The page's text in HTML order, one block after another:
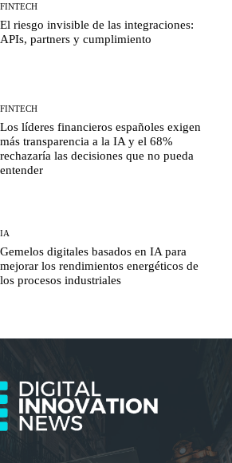
FINTECH
El riesgo invisible de las integraciones:
APIs, partners y cumplimiento
FINTECH
Los líderes financieros españoles exigen
más transparencia a la IA y el 68%
rechazaría las decisiones que no pueda
entender
IA
Gemelos digitales basados en IA para
mejorar los rendimientos energéticos de
los procesos industriales